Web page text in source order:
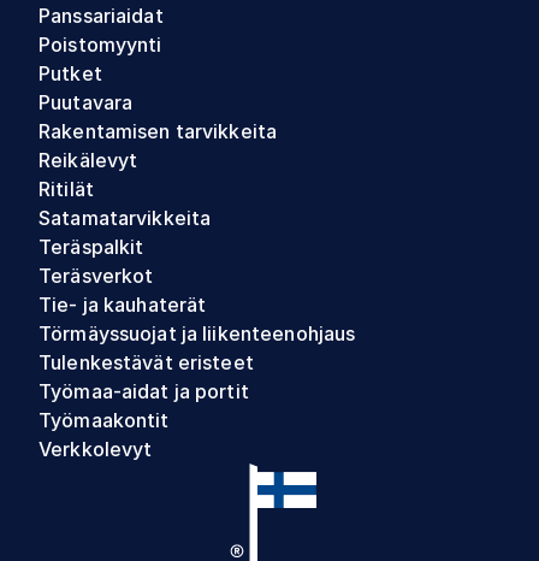
Panssariaidat
Poistomyynti
Putket
Puutavara
Rakentamisen tarvikkeita
Reikälevyt
Ritilät
Satamatarvikkeita
Teräspalkit
Teräsverkot
Tie- ja kauhaterät
Törmäyssuojat ja liikenteenohjaus
Tulenkestävät eristeet
Työmaa-aidat ja portit
Työmaakontit
Verkkolevyt